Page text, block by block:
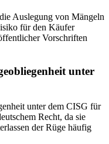
Auslegung von Mängeln
für den Käufer
Vorschriften
unter
unter dem CISG für
Recht, da sie
der Rüge häufig